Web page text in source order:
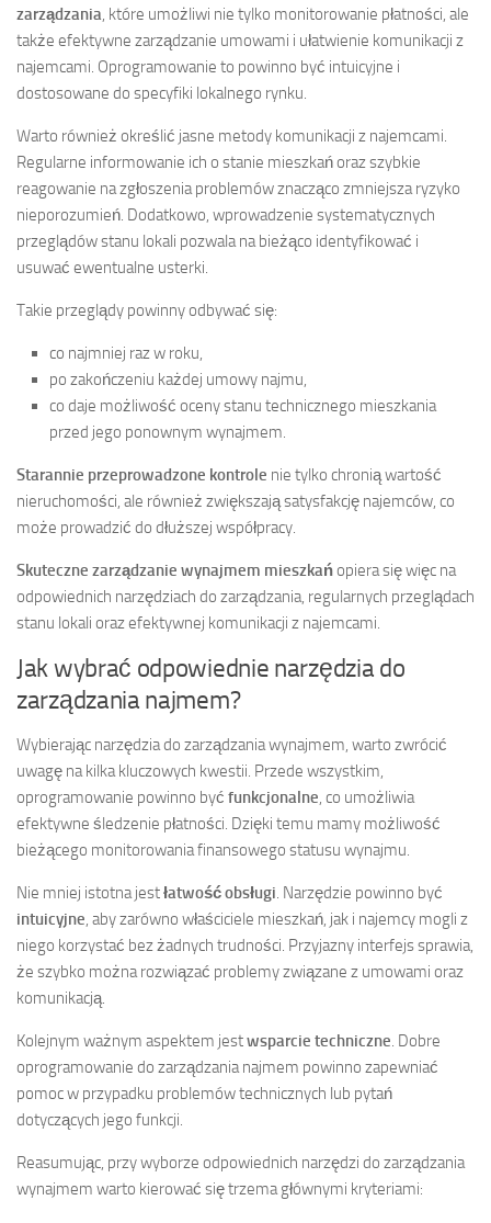
zarządzania, które umożliwi nie tylko monitorowanie płatności, ale
także efektywne zarządzanie umowami i ułatwienie komunikacji z
najemcami. Oprogramowanie to powinno być intuicyjne i
dostosowane do specyfiki lokalnego rynku.
Warto również określić jasne metody komunikacji z najemcami.
Regularne informowanie ich o stanie mieszkań oraz szybkie
reagowanie na zgłoszenia problemów znacząco zmniejsza ryzyko
nieporozumień. Dodatkowo, wprowadzenie systematycznych
przeglądów stanu lokali pozwala na bieżąco identyfikować i
usuwać ewentualne usterki.
Takie przeglądy powinny odbywać się:
co najmniej raz w roku,
po zakończeniu każdej umowy najmu,
co daje możliwość oceny stanu technicznego mieszkania
przed jego ponownym wynajmem.
Starannie przeprowadzone kontrole nie tylko chronią wartość
nieruchomości, ale również zwiększają satysfakcję najemców, co
może prowadzić do dłuższej współpracy.
Skuteczne zarządzanie wynajmem mieszkańopiera się więc na
odpowiednich narzędziach do zarządzania, regularnych przeglądach
stanu lokali oraz efektywnej komunikacji z najemcami.
Jak wybrać odpowiednie narzędzia do
zarządzania najmem?
Wybierając narzędzia do zarządzania wynajmem, warto zwrócić
uwagę na kilka kluczowych kwestii. Przede wszystkim,
oprogramowanie powinno być funkcjonalne, co umożliwia
efektywne śledzenie płatności. Dzięki temu mamy możliwość
bieżącego monitorowania finansowego statusu wynajmu.
Nie mniej istotna jestłatwość obsługi. Narzędzie powinno być
intuicyjne, aby zarówno właściciele mieszkań, jak i najemcy mogli z
niego korzystać bez żadnych trudności. Przyjazny interfejs sprawia,
że szybko można rozwiązać problemy związane z umowami oraz
komunikacją.
Kolejnym ważnym aspektem jestwsparcie techniczne. Dobre
oprogramowanie do zarządzania najmem powinno zapewniać
pomoc w przypadku problemów technicznych lub pytań
dotyczących jego funkcji.
Reasumując, przy wyborze odpowiednich narzędzi do zarządzania
wynajmem warto kierować się trzema głównymi kryteriami: